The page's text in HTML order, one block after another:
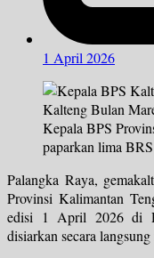
1 April 2026
Kepala BPS
paparkan lima BRS
Palangka Raya,
Provinsi Kalimantan
edisi 1 April 2026 di
disiarkan secara